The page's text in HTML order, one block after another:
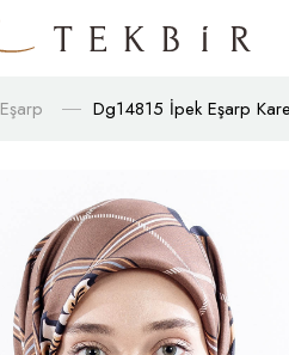
Eşarp Dg14815 İpek Eşarp